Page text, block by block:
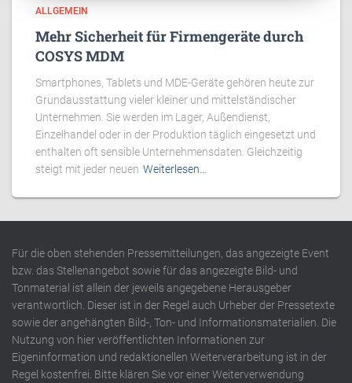
ALLGEMEIN
Mehr Sicherheit für Firmengeräte durch
COSYS MDM
Smartphones, Tablets und MDE-Geräte gehören heute zur
Grundausstattung vieler kleiner und mittelständischer
Unternehmen. Sie werden im Lager, Außendienst,
Einzelhandel oder in der Produktion täglich eingesetzt und
enthalten oft sensible Unternehmensdaten. Gleichzeitig
steigt mit jeder neuen Weiterlesen…
Für die oben stehenden Pressemitteilungen, das angezeigte Event
bzw. das Stellenangebot sowie für das angezeigte Bild- und
Tonmaterial ist allein der jeweils angegebene Herausgeber
verantwortlich. Dieser ist in der Regel auch Urheber der Pressetexte
sowie der angehängten Bild-, Ton- und Informationsmaterialien. Die
Nutzung von hier veröffentlichten Informationen zur
Eigeninformation und redaktionellen Weiterverarbeitung ist in der
Regel kostenfrei. Bitte klären Sie vor einer Weiterverwendung